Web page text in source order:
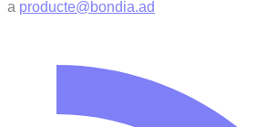
a producte@bondia.ad